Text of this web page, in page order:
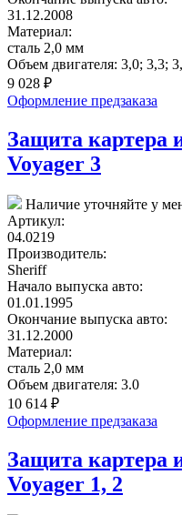
31.12.2008
Материал:
сталь 2,0 мм
Объем двигателя: 3,0; 3,3;
9 028 ₽
Оформление предзаказа
Защита
Voyager 3
Наличие уточняйте у
Артикул:
04.0219
Производитель:
Sheriff
Начало выпуска авто:
01.01.1995
Окончание выпуска авто:
31.12.2000
Материал:
сталь 2,0 мм
Объем двигателя: 3.0
10 614 ₽
Оформление предзаказа
Защита
Voyager 1, 2